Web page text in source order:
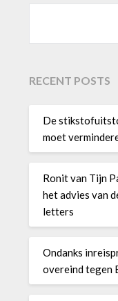
RECENT POSTS
De
moet
Ronit van Tijn
het advies van
letters
Ondanks
overeind tegen